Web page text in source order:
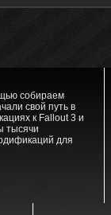
собираем
свой путь в
к Fallout 3 и
тысячи
для